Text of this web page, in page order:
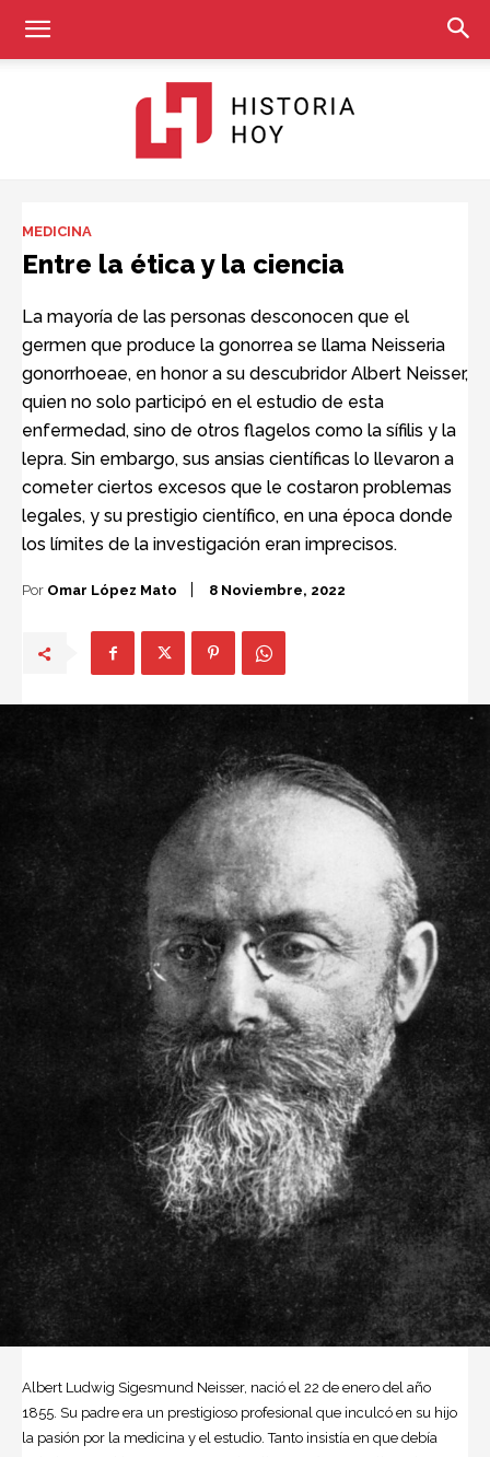
Hoy
MEDICINA
Entre la ética y la ciencia
La mayoría de las personas desconocen que el
germen que produce la gonorrea se llama Neisseria
gonorrhoeae, en honor a su descubridor Albert Neisser,
quien no solo participó en el estudio de esta
enfermedad, sino de otros flagelos como la sífilis y la
lepra. Sin embargo, sus ansias científicas lo llevaron a
cometer ciertos excesos que le costaron problemas
legales, y su prestigio científico, en una época donde
los límites de la investigación eran imprecisos.
Por Omar López Mato 8 Noviembre, 2022
Albert Ludwig Sigesmund Neisser, nació el 22 de enero del año
1855. Su padre era un prestigioso profesional que inculcó en su hijo
la pasión por la medicina y el estudio. Tanto insistía en que debía